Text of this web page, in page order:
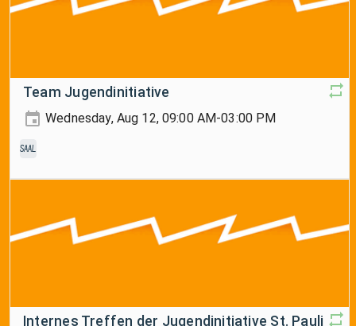
Team Jugendinitiative
Wednesday, Aug 12, 09:00 AM-03:00 PM
Saal
Internes Treffen der Jugendinitiative St. Pauli